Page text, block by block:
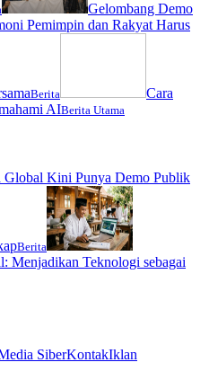
Gelombang Demo
Pemimpin dan Rakyat Harus
Berita
Cara
AIBerita Utama
Global Kini Punya Demo Publik
Berita
Menjadikan Teknologi sebagai
SiberKontakIklan